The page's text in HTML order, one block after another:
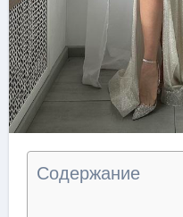
Содержание